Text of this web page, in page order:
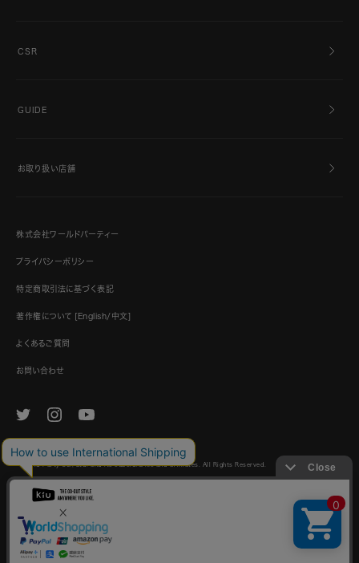
CSR
GUIDE
お取り扱い店舗
株式会社ワールドパーティー
プライバシーポリシー
特定商取引法に基づく表記
著作権について [English/中文]
よくあるご質問
お問い合わせ
© World Party Co., Ltd. and its subsidiaries and affiliates. All Rights Reserved.